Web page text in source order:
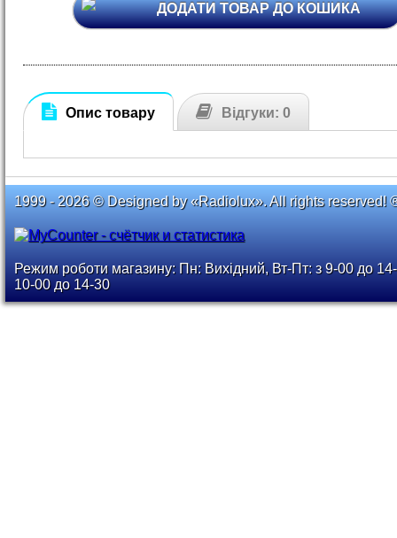
ДОДАТИ ТОВАР ДО КОШИКА
Опис товару Відгуки: 0
1999 - 2026 © Designed by «Radiolux». All rights reserved!
Режим роботи магазину: Пн: Вихідний, Вт-Пт: з 9-00 до
10-00 до 14-30